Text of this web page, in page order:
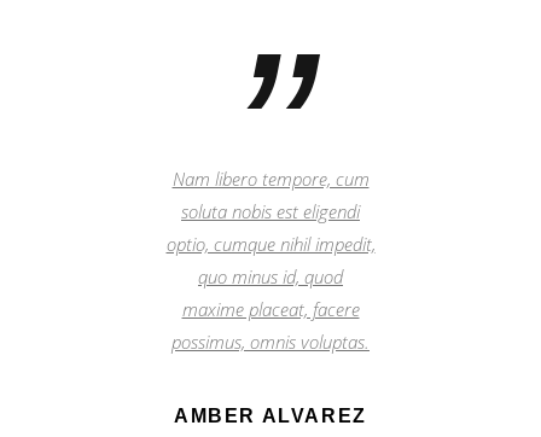
”
Nam libero tempore, cum
soluta nobis est eligendi
optio, cumque nihil impedit,
quo minus id, quod
maxime placeat, facere
possimus, omnis voluptas.
AMBER ALVAREZ